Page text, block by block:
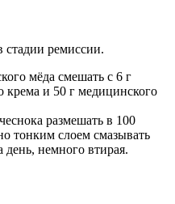
стадии ремиссии.
мёда смешать с 6 г
крема и 50 г медицинского
размешать в 100
тонким слоем смазывать
немного втирая.